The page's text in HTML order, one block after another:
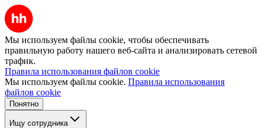
Мы используем файлы cookie, чтобы обеспечивать
правильную работу нашего веб-сайта и анализировать сетевой
трафик.
Правила использования файлов cookie
Мы используем файлы cookie. Правила использования
файлов cookie
Понятно
Ищу сотрудника